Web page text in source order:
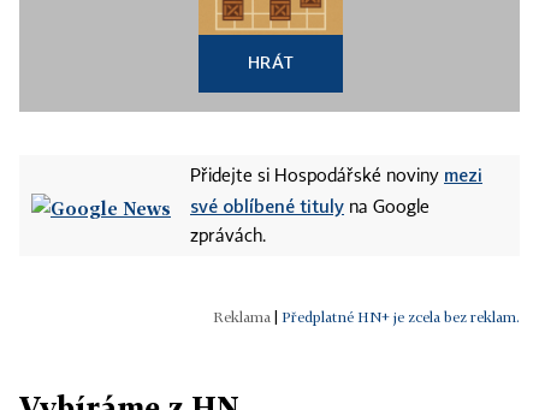
HRÁT
Přidejte si Hospodářské noviny mezi
své oblíbené tituly na Google
zprávách.
Předplatné HN+ je zcela bez reklam.